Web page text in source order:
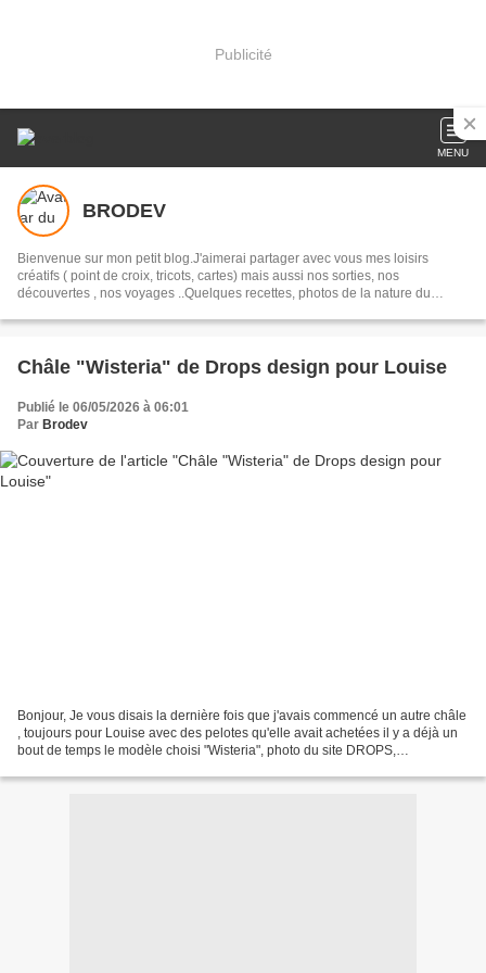
Publicité
MENU
BRODEV
Bienvenue sur mon petit blog.J'aimerai partager avec vous mes loisirs
créatifs ( point de croix, tricots, cartes) mais aussi nos sorties, nos
découvertes , nos voyages ..Quelques recettes, photos de la nature du
Châle "Wisteria" de Drops design pour Louise
Publié le 06/05/2026 à 06:01
Par Brodev
Bonjour, Je vous disais la dernière fois que j'avais commencé un autre châle
, toujours pour Louise avec des pelotes qu'elle avait achetées il y a déjà un
bout de temps le modèle choisi "Wisteria", photo du site DROPS,